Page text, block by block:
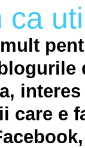
ca
interes
care e